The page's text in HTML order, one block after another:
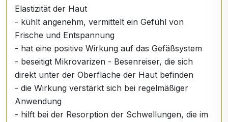
Elastizität der Haut
- kühlt angenehm, vermittelt ein Gefühl von
Frische und Entspannung
- hat eine positive Wirkung auf das Gefäßsystem
- beseitigt Mikrovarizen - Besenreiser, die sich
direkt unter der Oberfläche der Haut befinden
- die Wirkung verstärkt sich bei regelmäßiger
Anwendung
- hilft bei der Resorption der Schwellungen, die im